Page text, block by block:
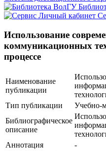
Использование
коммуникационных
процессе
Наименование
публикации
Тип публикации
Учебно-
Библиографическое
описание
Аннотация
-